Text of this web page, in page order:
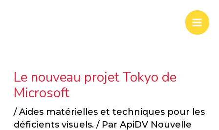
Le nouveau projet Tokyo de
Microsoft
/Aides matérielles et techniques pour les
déficients visuels. / ParApiDV Nouvelle